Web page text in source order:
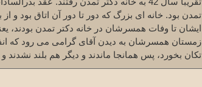
تمدن بود. خانه ای بزرگ که دور تا دور آن اتاق بود و
زمستان همسرشان به دیدن آقای گرامی می رود که
تکان بخورد، پس همانجا ماندند و دیگر هم بلند نشدند